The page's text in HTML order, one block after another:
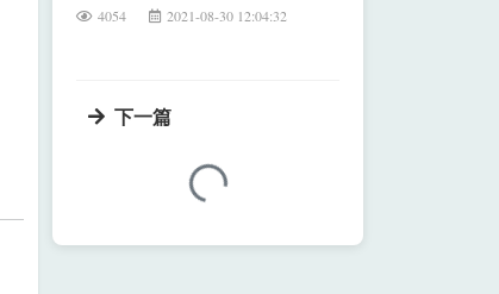
4054 2021-08-30 12:04:32
下一篇
加载中...